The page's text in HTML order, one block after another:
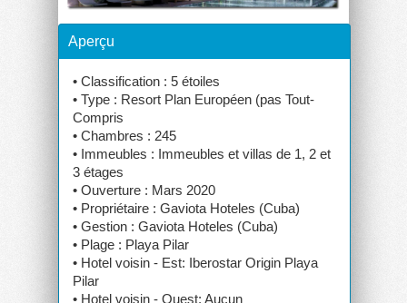
Aperçu
• Classification : 5 étoiles
• Type : Resort Plan Européen (pas Tout-
Compris
• Chambres : 245
• Immeubles : Immeubles et villas de 1, 2 et
3 étages
• Ouverture : Mars 2020
• Propriétaire : Gaviota Hoteles (Cuba)
• Gestion : Gaviota Hoteles (Cuba)
• Plage : Playa Pilar
• Hotel voisin - Est: Iberostar Origin Playa
Pilar
• Hotel voisin - Ouest: Aucun